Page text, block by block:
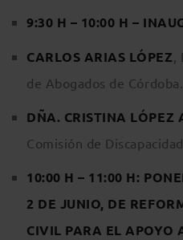
9:30 H – 10:00 H –
CARLOS ARIAS LÓPEZ,
de Abogados de Córdoba.
DÑA. CRISTINA LÓPEZ
Comisión de
10:00 H – 11:00 H:
2 DE JUNIO, DE
CIVIL PARA EL APOYO